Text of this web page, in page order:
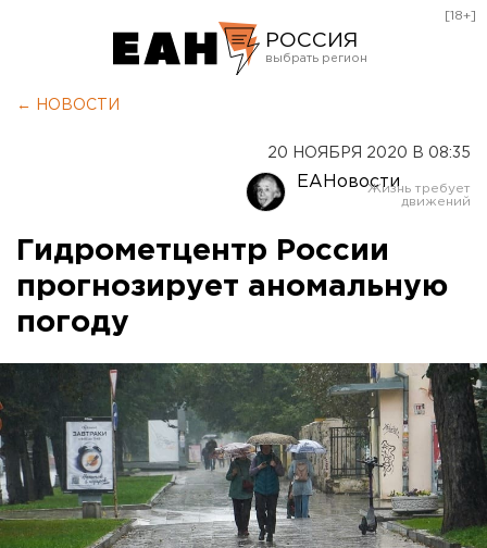
РОССИЯ
Оренбург
[18+]
← НОВОСТИ
20 НОЯБРЯ 2020 В 08:35
ЕАНовости
Гидрометцентр России
прогнозирует аномальную
погоду